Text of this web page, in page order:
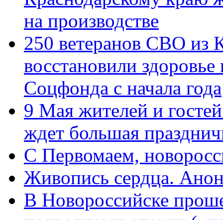
на производстве
250 ветеранов СВО из
восстановили
Соцфонда с начала года
9 Мая жителей и
ждет большая
C Первомаем,
Живопись сердца.
В Новороссийске